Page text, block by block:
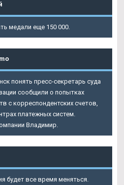
медали еще 150 000.
понять пресс-секретарь суда
сообщили о попытках
с корреспондентских счетов,
платежных систем.
Владимир.
будет все время меняться.